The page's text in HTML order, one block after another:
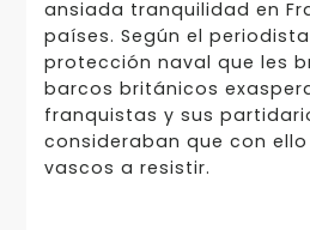
ansiada tranquilidad en
países. Según el periodista
protección naval que les
barcos británicos
franquistas y sus
consideraban que con
vascos a resistir.